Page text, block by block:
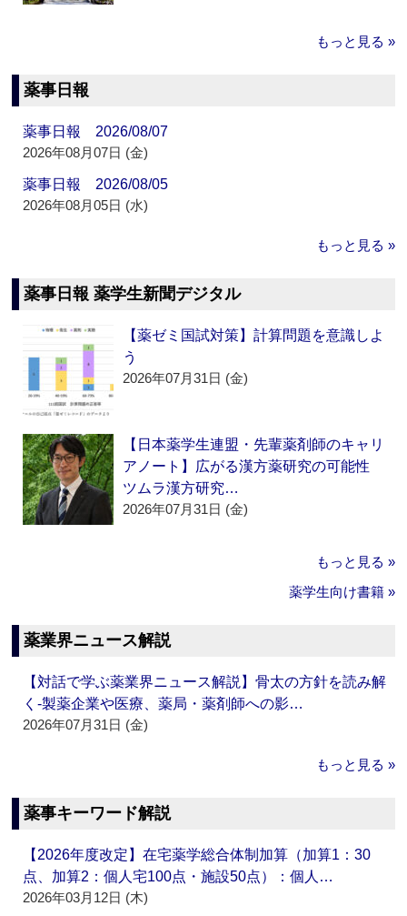
もっと見る »
薬事日報
薬事日報 2026/08/07
2026年08月07日 (金)
薬事日報 2026/08/05
2026年08月05日 (水)
もっと見る »
薬事日報 薬学生新聞デジタル
【薬ゼミ国試対策】計算問題を意識しよ
う
2026年07月31日 (金)
【日本薬学生連盟・先輩薬剤師のキャリ
アノート】広がる漢方薬研究の可能性
ツムラ漢方研究…
2026年07月31日 (金)
もっと見る »
薬学生向け書籍 »
薬業界ニュース解説
【対話で学ぶ薬業界ニュース解説】骨太の方針を読み解
く‐製薬企業や医療、薬局・薬剤師への影…
2026年07月31日 (金)
もっと見る »
薬事キーワード解説
【2026年度改定】在宅薬学総合体制加算（加算1：30
点、加算2：個人宅100点・施設50点）：個人…
2026年03月12日 (木)